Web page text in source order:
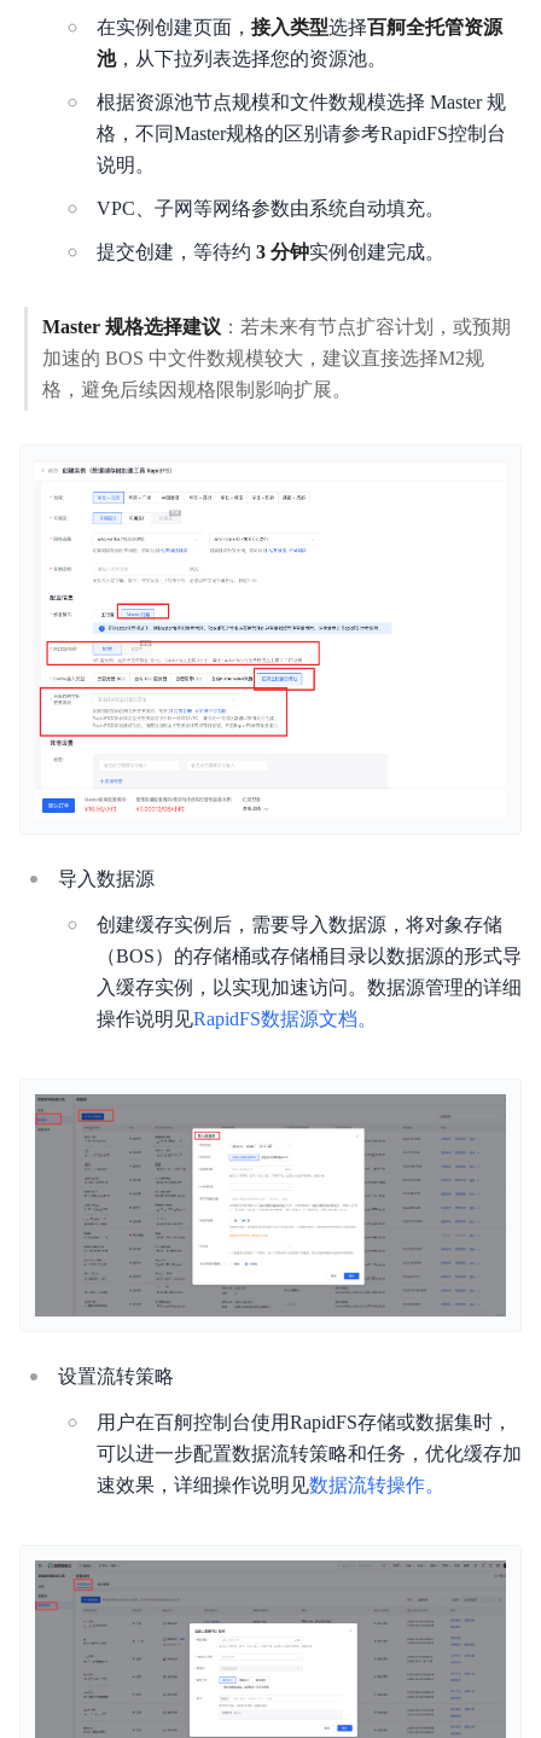
在实例创建页面， 接入类型选择百舸全托管资源
池，从下拉列表选择您的资源池。
根据资源池节点规模和文件数规模选择 Master 规
格，不同Master规格的区别请参考RapidFS控制台
说明。
VPC、子网等网络参数由系统自动填充。
提交创建，等待约 3 分钟实例创建完成。
Master 规格选择建议 ：若未来有节点扩容计划，或预期
加速的 BOS 中文件数规模较大，建议直接选择M2规
格，避免后续因规格限制影响扩展。
导入数据源
创建缓存实例后，需要导入数据源，将对象存储
（BOS）的存储桶或存储桶目录以数据源的形式导
入缓存实例，以实现加速访问。数据源管理的详细
操作说明见RapidFS数据源文档。
设置流转策略
用户在百舸控制台使用RapidFS存储或数据集时，
可以进一步配置数据流转策略和任务，优化缓存加
速效果，详细操作说明见数据流转操作。